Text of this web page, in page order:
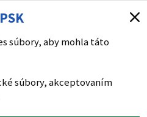
súbory, aby mohla táto
súbory, akceptovaním